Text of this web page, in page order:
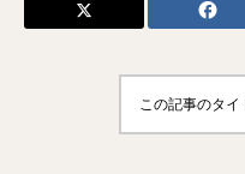
この記事のタ